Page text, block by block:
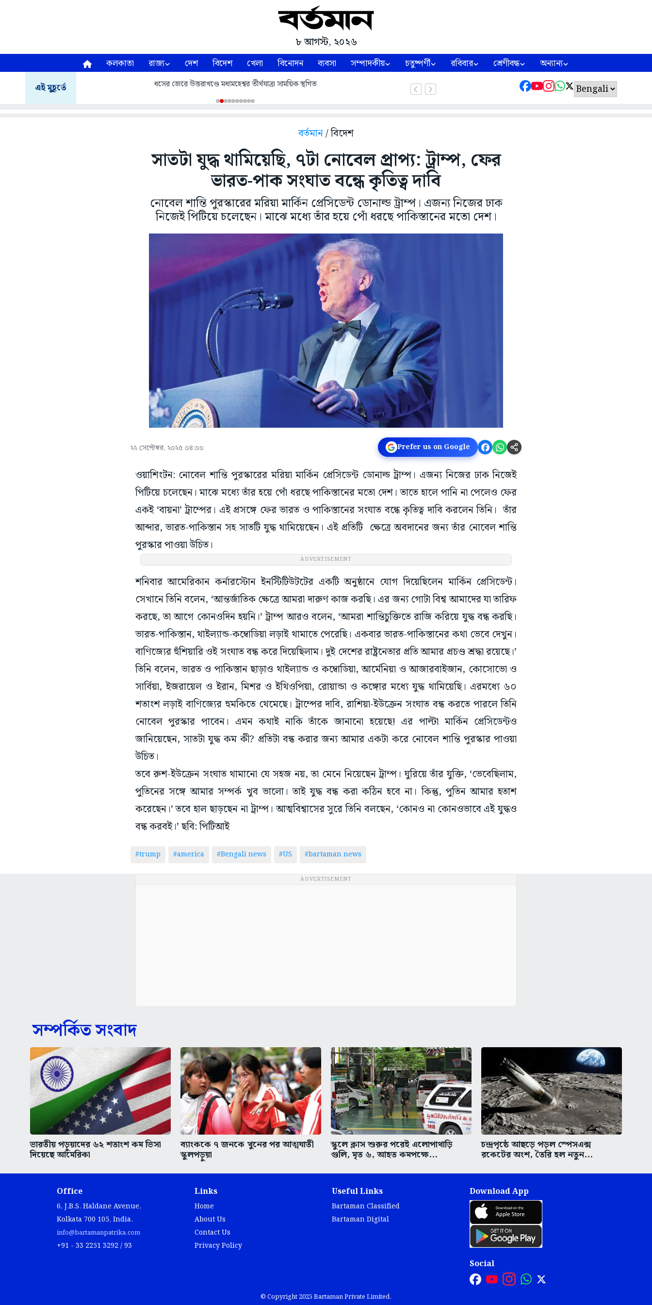
৮ আগস্ট, ২০২৬
কলকাতা রাজ্য দেশ বিদেশ খেলা বিনোদন ব্যবসা সম্পাদকীয় চতুষ্পর্ণী রবিবার শ্রেণীবদ্ধ অন্যান্য
এই মুহূর্তে ধসের জেরে উত্তরাখণ্ডে মধ্যমহেশ্বর তীর্থযাত্রা সাময়িক স্থগিত
বর্তমান/ বিদেশ
সাতটা যুদ্ধ থামিয়েছি, ৭টা নোবেল প্রাপ্য: ট্রাম্প, ফের
ভারত-পাক সংঘাত বন্ধে কৃতিত্ব দাবি
নোবেল শান্তি পুরস্কারের মরিয়া মার্কিন প্রেসিডেন্ট ডোনাল্ড ট্রাম্প। এজন্য নিজের ঢাক
নিজেই পিটিয়ে চলেছেন। মাঝে মধ্যে তাঁর হয়ে পোঁ ধরছে পাকিস্তানের মতো দেশ।
২২ সেপ্টেম্বর, ২০২৫ ০৪:০০ Prefer us on Google
ওয়াশিংটন: নোবেল শান্তি পুরস্কারের মরিয়া মার্কিন প্রেসিডেন্ট ডোনাল্ড ট্রাম্প। এজন্য নিজের ঢাক নিজেই
পিটিয়ে চলেছেন। মাঝে মধ্যে তাঁর হয়ে পোঁ ধরছে পাকিস্তানের মতো দেশ। তাতে হালে পানি না পেলেও ফের
একই ‘বায়না’ ট্রাম্পের। এই প্রসঙ্গে ফের ভারত ও পাকিস্তানের সংঘাত বন্ধে কৃতিত্ব দাবি করলেন তিনি। তাঁর
আব্দার, ভারত-পাকিস্তান সহ সাতটি যুদ্ধ থামিয়েছেন। এই প্রতিটি ক্ষেত্রে অবদানের জন্য তাঁর নোবেল শান্তি
পুরস্কার পাওয়া উচিত।
ADVERTISEMENT
শনিবার আমেরিকান কর্নারস্টোন ইনস্টিটিউটটের একটি অনুষ্ঠানে যোগ দিয়েছিলেন মার্কিন প্রেসিডেন্ট।
সেখানে তিনি বলেন, ‘আন্তর্জাতিক ক্ষেত্রে আমরা দারুণ কাজ করছি। এর জন্য গোটা বিশ্ব আমাদের যা তারিফ
করছে, তা আগে কোনওদিন হয়নি।’ ট্রাম্প আরও বলেন, ‘আমরা শান্তিচুক্তিতে রাজি করিয়ে যুদ্ধ বন্ধ করছি।
ভারত-পাকিস্তান, থাইল্যান্ড-কম্বোডিয়া লড়াই থামাতে পেরেছি। একবার ভারত-পাকিস্তানের কথা ভেবে দেখুন।
বাণিজ্যের হুঁশিয়ারি ওই সংঘাত বন্ধ করে দিয়েছিলাম। দুই দেশের রাষ্ট্রনেতার প্রতি আমার প্রচণ্ড শ্রদ্ধা রয়েছে।’
তিনি বলেন, ভারত ও পাকিস্তান ছাড়াও থাইল্যান্ড ও কম্বোডিয়া, আর্মেনিয়া ও আজারবাইজান, কোসোভো ও
সার্বিয়া, ইজরায়েল ও ইরান, মিশর ও ইথিওপিয়া, রোয়ান্ডা ও কঙ্গোর মধ্যে যুদ্ধ থামিয়েছি। এরমধ্যে ৬০
শতাংশ লড়াই বাণিজ্যের হুমকিতে থেমেছে। ট্রাম্পের দাবি, রাশিয়া-ইউক্রেন সংঘাত বন্ধ করতে পারলে তিনি
নোবেল পুরস্কার পাবেন। এমন কথাই নাকি তাঁকে জানানো হয়েছে! এর পাল্টা মার্কিন প্রেসিডেন্টও
জানিয়েছেন, সাতটা যুদ্ধ কম কী? প্রতিটা বন্ধ করার জন্য আমার একটা করে নোবেল শান্তি পুরস্কার পাওয়া
উচিত।
তবে রুশ-ইউক্রেন সংঘাত থামানো যে সহজ নয়, তা মেনে নিয়েছেন ট্রাম্প। ঘুরিয়ে তাঁর যুক্তি, ‘ভেবেছিলাম,
পুতিনের সঙ্গে আমার সম্পর্ক খুব ভালো। তাই যুদ্ধ বন্ধ করা কঠিন হবে না। কিন্তু, পুতিন আমার হতাশ
করেছেন।’ তবে হাল ছাড়ছেন না ট্রাম্প। আত্মবিশ্বাসের সুরে তিনি বলছেন, ‘কোনও না কোনওভাবে এই যুদ্ধও
বন্ধ করবই।’ ছবি: পিটিআই
#trump #america #Bengali news #US #bartaman news
ADVERTISEMENT
সম্পর্কিত সংবাদ
ভারতীয় পড়ুয়াদের ৬২ শতাংশ কম ভিসা
দিয়েছে আমেরিকা
ব্যাংককে ৭ জনকে খুনের পর আত্মঘাতী
স্কুলপড়ুয়া
স্কুলে ক্লাস শুরুর পরেই এলোপাথাড়ি
গুলি, মৃত ৬, আহত কমপক্ষে...
চন্দ্রপৃষ্ঠে আছড়ে পড়ল স্পেসএক্স
রকেটের অংশ, তৈরি হল নতুন...
Office
6, J.B.S. Haldane Avenue,
Kolkata 700 105, India.
info@bartamanpatrika.com
+91 - 33 2251 3292 / 93
Links
Home
About Us
Contact Us
Privacy Policy
Useful Links
Bartaman Classified
Bartaman Digital
Download App
Social
© Copyright 2025 Bartaman Private Limited.